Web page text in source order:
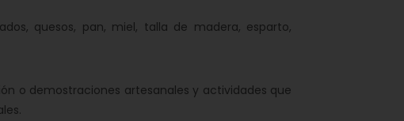
quesos, pan, miel, talla de madera, esparto,
o demostraciones artesanales y actividades que